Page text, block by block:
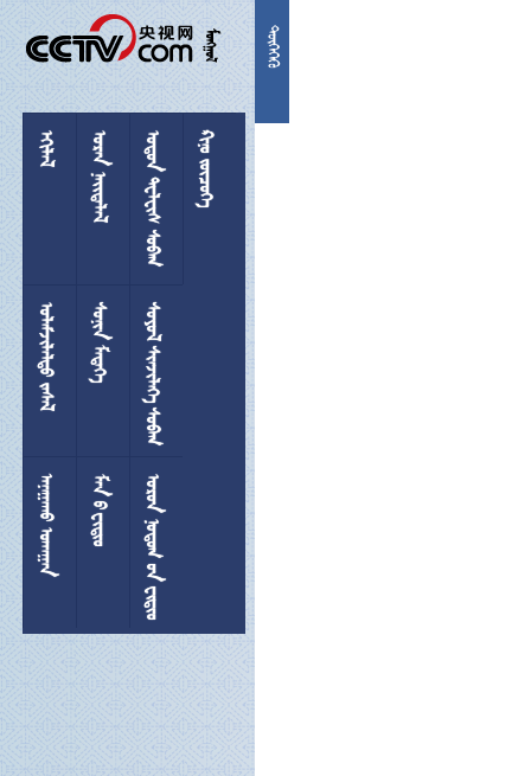


 
 
 
 
 
  
  
  
 